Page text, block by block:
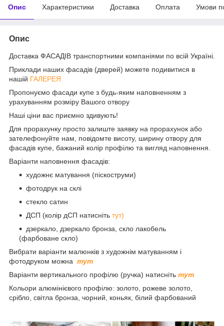
Опис Характеристики Доставка Оплата Умови
Опис
Доставка ФАСАДІВ транспортними компаніями по всій Україні.
Приклади наших фасадів (дверей) можете подивитися в
нашій ГАЛЕРЕЯ
Пропонуємо фасади купе з будь-яким наповненням з
урахуванням розміру Вашого отвору
Наші ціни вас приємно здивують!
Для прорахунку просто залиште заявку на прорахунок або
зателефонуйте нам, повідомте висоту, ширину отвору для
фасадів купе, бажаний колір профілю та вигляд наповнення.
Варіанти наповнення фасадів:
художнє матування (піскоструми)
фотодрук на склі
стекло сатин
ДСП (колір дСП натисніть тут)
дзеркало, дзеркало бронза, скло лакобель
(фарбоване скло)
Вибрати варіанти малюнків з художнім матуванням і
фотодруком можна тут
Варіанти вертикального профілю (ручка) натисніть тут
Кольори алюмінієвого профілю: золото, рожеве золото,
срібло, світла бронза, чорний, коньяк, білий фарбований